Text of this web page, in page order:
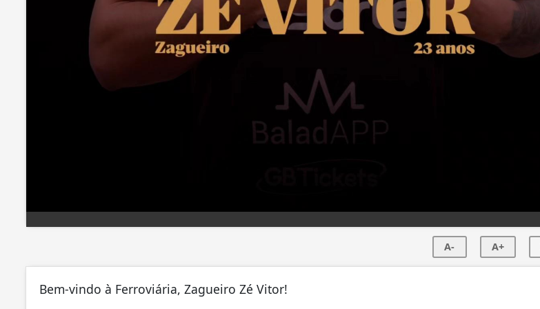
A- A+
Bem-vindo à Ferroviária, Zagueiro Zé Vitor!